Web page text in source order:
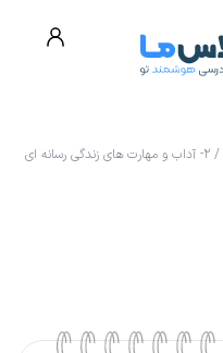
/ ۲- آداب و مهارت های زندگی رسانه ای